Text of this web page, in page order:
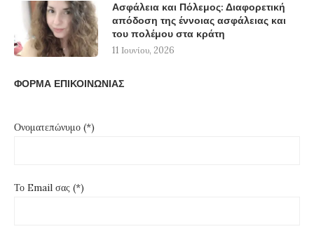
Ασφάλεια και Πόλεμος: Διαφορετική
απόδοση της έννοιας ασφάλειας και
του πολέμου στα κράτη
11 Ιουνίου, 2026
ΦΟΡΜΑ ΕΠΙΚΟΙΝΩΝΙΑΣ
Ονοματεπώνυμο (*)
Το Email σας (*)